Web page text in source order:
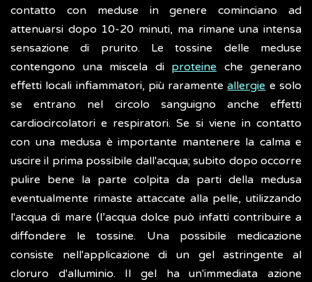
contatto con meduse in genere cominciano ad
attenuarsi dopo 10-20 minuti, ma rimane una intensa
sensazione di prurito. Le tossine delle meduse
contengono una miscela di proteine che generano
effetti locali infiammatori, più raramenteallergie e solo
se entrano nel circolo sanguigno anche effetti
cardiocircolatori e respiratori. Se si viene in contatto
con una medusa è importante mantenere la calma e
uscire il prima possibile dall'acqua; subito dopo occorre
pulire bene la parte colpita da parti della medusa
eventualmente rimaste attaccate alla pelle, utilizzando
l'acqua di mare (l’acqua dolce può infatti contribuire a
diffondere le tossine. Una possibile medicazione
consiste nell'applicazione di un gel astringente al
cloruro d'alluminio. Il gel ha un'immediata azione